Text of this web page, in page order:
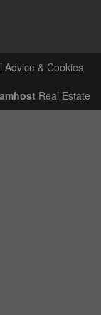
Advice & Cookies
Real Estate